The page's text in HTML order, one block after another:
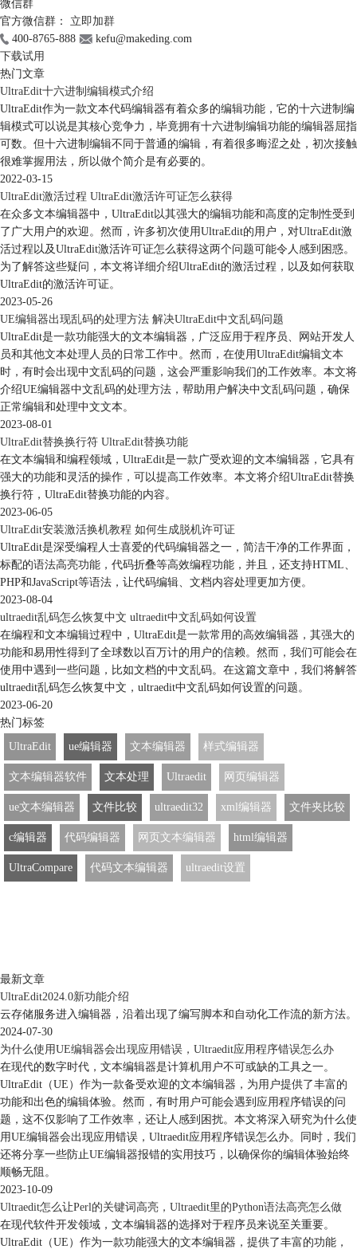
微信群
官方微信群： 立即加群
400-8765-888
kefu@makeding.com
下载试用
热门文章
UltraEdit十六进制编辑模式介绍
UltraEdit作为一款文本代码编辑器有着众多的编辑功能，它的十六进制编
辑模式可以说是其核心竞争力，毕竟拥有十六进制编辑功能的编辑器屈指
可数。但十六进制编辑不同于普通的编辑，有着很多晦涩之处，初次接触
很难掌握用法，所以做个简介是有必要的。
2022-03-15
UltraEdit激活过程 UltraEdit激活许可证怎么获得
在众多文本编辑器中，UltraEdit以其强大的编辑功能和高度的定制性受到
了广大用户的欢迎。然而，许多初次使用UltraEdit的用户，对UltraEdit激
活过程以及UltraEdit激活许可证怎么获得这两个问题可能令人感到困惑。
为了解答这些疑问，本文将详细介绍UltraEdit的激活过程，以及如何获取
UltraEdit的激活许可证。
2023-05-26
UE编辑器出现乱码的处理方法 解决UltraEdit中文乱码问题
UltraEdit是一款功能强大的文本编辑器，广泛应用于程序员、网站开发人
员和其他文本处理人员的日常工作中。然而，在使用UltraEdit编辑文本
时，有时会出现中文乱码的问题，这会严重影响我们的工作效率。本文将
介绍UE编辑器中文乱码的处理方法，帮助用户解决中文乱码问题，确保
正常编辑和处理中文文本。
2023-08-01
UltraEdit替换换行符 UltraEdit替换功能
在文本编辑和编程领域，UltraEdit是一款广受欢迎的文本编辑器，它具有
强大的功能和灵活的操作，可以提高工作效率。本文将介绍UltraEdit替换
换行符，UltraEdit替换功能的内容。
2023-06-05
UltraEdit安装激活换机教程 如何生成脱机许可证
UltraEdit是深受编程人士喜爱的代码编辑器之一，简洁干净的工作界面，
标配的语法高亮功能，代码折叠等高效编程功能，并且，还支持HTML、
PHP和JavaScript等语法，让代码编辑、文档内容处理更加方便。
2023-08-04
ultraedit乱码怎么恢复中文 ultraedit中文乱码如何设置
在编程和文本编辑过程中，UltraEdit是一款常用的高效编辑器，其强大的
功能和易用性得到了全球数以百万计的用户的信赖。然而，我们可能会在
使用中遇到一些问题，比如文档的中文乱码。在这篇文章中，我们将解答
ultraedit乱码怎么恢复中文，ultraedit中文乱码如何设置的问题。
2023-06-20
热门标签
UltraEdit
ue编辑器 文本编辑器 样式编辑器
文本编辑器软件 文本处理 Ultraedit 网页编辑器
ue文本编辑器 文件比较 ultraedit32 xml编辑器 文件夹比较
c编辑器 代码编辑器 网页文本编辑器 html编辑器
UltraCompare 代码文本编辑器 ultraedit设置
最新文章
UltraEdit2024.0新功能介绍
云存储服务进入编辑器，沿着出现了编写脚本和自动化工作流的新方法。
2024-07-30
为什么使用UE编辑器会出现应用错误，Ultraedit应用程序错误怎么办
在现代的数字时代，文本编辑器是计算机用户不可或缺的工具之一。
UltraEdit（UE）作为一款备受欢迎的文本编辑器，为用户提供了丰富的
功能和出色的编辑体验。然而，有时用户可能会遇到应用程序错误的问
题，这不仅影响了工作效率，还让人感到困扰。本文将深入研究为什么使
用UE编辑器会出现应用错误，Ultraedit应用程序错误怎么办。同时，我们
还将分享一些防止UE编辑器报错的实用技巧，以确保你的编辑体验始终
顺畅无阻。
2023-10-09
Ultraedit怎么让Perl的关键词高亮，Ultraedit里的Python语法高亮怎么做
在现代软件开发领域，文本编辑器的选择对于程序员来说至关重要。
UltraEdit（UE）作为一款功能强大的文本编辑器，提供了丰富的功能，